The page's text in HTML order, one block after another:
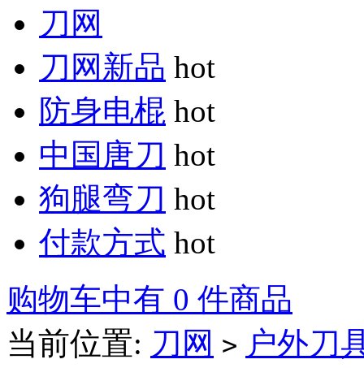
刀网
刀网新品 hot
防身电棍 hot
中国唐刀 hot
狗腿弯刀 hot
付款方式 hot
购物车中有 0 件商品
当前位置: 刀网 > 户外刀